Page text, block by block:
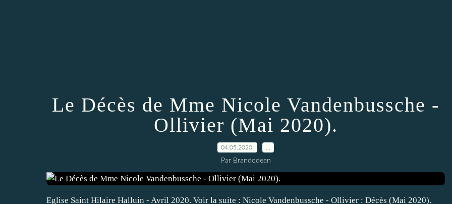
Le Décès de Mme Nicole Vandenbussche -
Ollivier (Mai 2020).
04.05.2020
Par Brandodean
Eglise Saint Hilaire Halluin - Avril 2020. Voir la suite : Nicole Vandenbussche - Ollivier : Décès (Mai 2020).